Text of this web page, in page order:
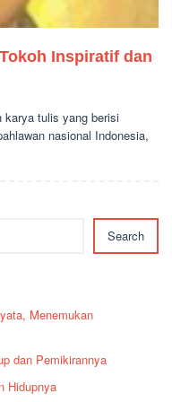
Inspiratif dan
karya tulis yang berisi
nasional Indonesia,
Search
Menemukan
dan Pemikirannya
Hidupnya